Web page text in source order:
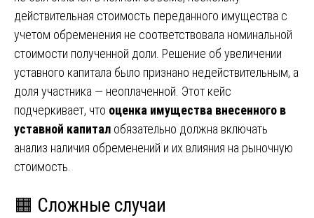
действительная стоимость переданного имущества с
учетом обременения не соответствовала номинальной
стоимости полученной доли. Решение об увеличении
уставного капитала было признано недействительным, а
доля участника — неоплаченной. Этот кейс
подчеркивает, что оценка имущества внесенного в
уставной капитал обязательно должна включать
анализ наличия обременений и их влияния на рыночную
стоимость.
🟧 Сложные случаи